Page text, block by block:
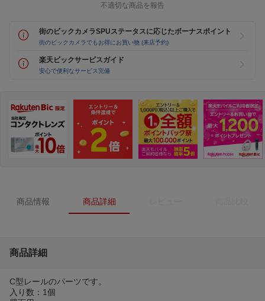
不適切な商品を報告
街のビックカメラSPUステータスに応じたボーナスポイント
街のビックカメラでもお得にお買い物 (来店予約)
楽天ビックサービスガイド
安心で便利なサービス完備
商品情報 商品詳細
商品詳細
C型レールのパーツです。
入り数：1個